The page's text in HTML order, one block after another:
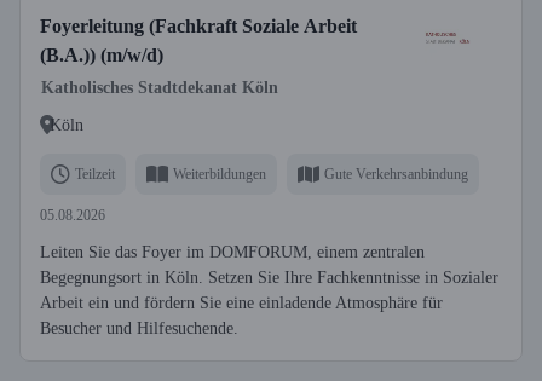
Foyerleitung (Fachkraft Soziale Arbeit
(B.A.)) (m/w/d)
Katholisches Stadtdekanat Köln
Köln
Teilzeit Weiterbildungen Gute Verkehrsanbindung
05.08.2026
Leiten Sie das Foyer im DOMFORUM, einem zentralen
Begegnungsort in Köln. Setzen Sie Ihre Fachkenntnisse in Sozialer
Arbeit ein und fördern Sie eine einladende Atmosphäre für
Besucher und Hilfesuchende.